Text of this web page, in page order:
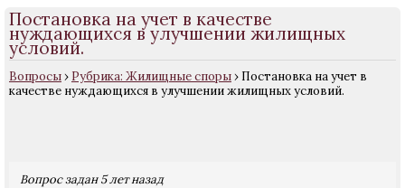
Постановка на учет в качестве
нуждающихся в улучшении жилищных
условий.
Вопросы› Рубрика: Жилищные споры› Постановка на учет в
качестве нуждающихся в улучшении жилищных условий.
Вопрос задан 5 лет назад